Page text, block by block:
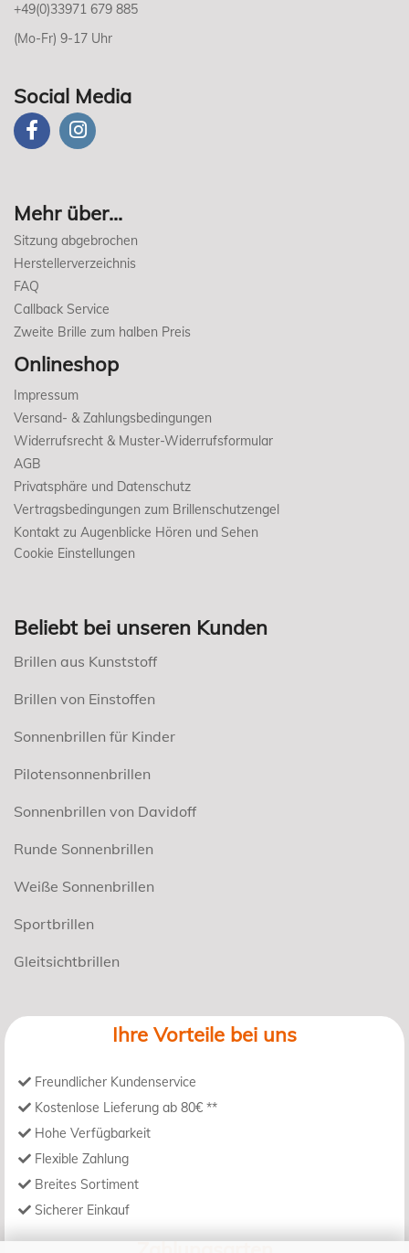
+49(0)33971 679 885
(Mo-Fr) 9-17 Uhr
Social Media
Mehr über...
Sitzung abgebrochen
Herstellerverzeichnis
FAQ
Callback Service
Zweite Brille zum halben Preis
Onlineshop
Impressum
Versand- & Zahlungsbedingungen
Widerrufsrecht & Muster-Widerrufsformular
AGB
Privatsphäre und Datenschutz
Vertragsbedingungen zum Brillenschutzengel
Kontakt zu Augenblicke Hören und Sehen
Cookie Einstellungen
Beliebt bei unseren Kunden
Brillen aus Kunststoff
Brillen von Einstoffen
Sonnenbrillen für Kinder
Pilotensonnenbrillen
Sonnenbrillen von Davidoff
Runde Sonnenbrillen
Weiße Sonnenbrillen
Sportbrillen
Gleitsichtbrillen
Ihre Vorteile bei uns
Freundlicher Kundenservice
Kostenlose Lieferung ab 80€ **
Hohe Verfügbarkeit
Flexible Zahlung
Breites Sortiment
Sicherer Einkauf